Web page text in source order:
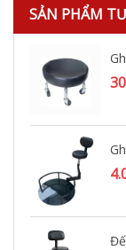
SẢN PHẨM